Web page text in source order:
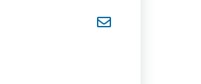
Facebook
sur
Partager